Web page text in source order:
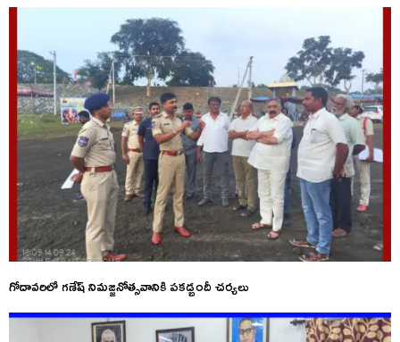
గోదావరిలో గణేష్ నిమజ్జనోత్సవానికి పకడ్బందీ చర్యలు